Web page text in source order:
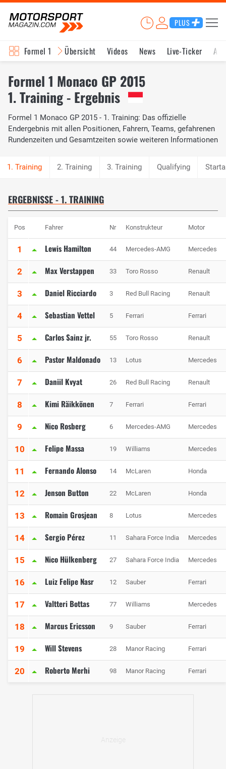
PLUS
Formel 1 Übersicht Videos News Live-Ticker
Formel 1 Monaco GP 2015
1. Training - Ergebnis
Formel 1 Monaco GP 2015 - 1. Training: Das offizielle
Endergebnis mit allen Positionen, Fahrern, Teams, gefahrenen
Rundenzeiten und Gesamtzeiten sowie weiteren Informationen
2. Training 3. Training Qualifying
ERGEBNISSE - 1. TRAINING
Pos Fahrer Nr Konstrukteur Motor
1 Lewis Hamilton 44 Mercedes-AMG Mercedes
2 Max Verstappen 33 Toro Rosso Renault
3 Daniel Ricciardo 3 Red Bull Racing Renault
4 Sebastian Vettel 5 Ferrari Ferrari
5 Carlos Sainz jr. 55 Toro Rosso Renault
6 Pastor Maldonado 13 Lotus Mercedes
7 Daniil Kvyat 26 Red Bull Racing Renault
8 Kimi Räikkönen 7 Ferrari Ferrari
9 Nico Rosberg 6 Mercedes-AMG Mercedes
10 Felipe Massa 19 Williams Mercedes
11 Fernando Alonso 14 McLaren Honda
12 Jenson Button 22 McLaren Honda
13 Romain Grosjean 8 Lotus Mercedes
14 Sergio Pérez 11 Sahara Force India Mercedes
15 Nico Hülkenberg 27 Sahara Force India Mercedes
16 Luiz Felipe Nasr 12 Sauber Ferrari
17 Valtteri Bottas 77 Williams Mercedes
18 Marcus Ericsson 9 Sauber Ferrari
19 Will Stevens 28 Manor Racing Ferrari
20 Roberto Merhi 98 Manor Racing Ferrari